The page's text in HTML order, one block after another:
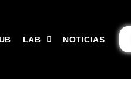
LAB NOTICIAS